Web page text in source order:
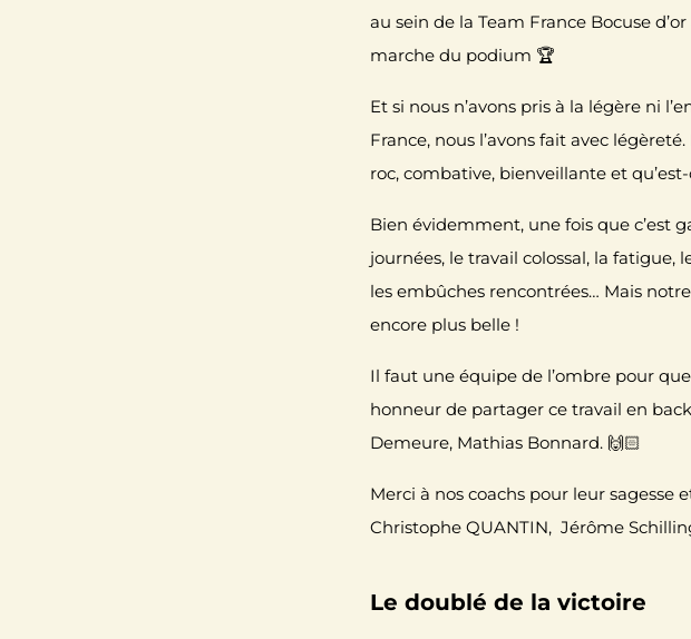
au sein de la Team France Bocuse d’or
marche du podium 🏆
Et si nous n’avons pris à la légère ni
France, nous l’avons fait avec
roc, combative, bienveillante et
Bien évidemment, une fois que c’est
journées, le travail colossal, la fatigue,
les embûches rencontrées… Mais
encore plus belle !
Il faut une équipe de l’ombre pour
honneur de partager ce travail en
Demeure, Mathias Bonnard. 🙌🏻
Merci à nos coachs pour leur sagesse
Christophe QUANTIN, Jérôme
Le doublé de la victoire